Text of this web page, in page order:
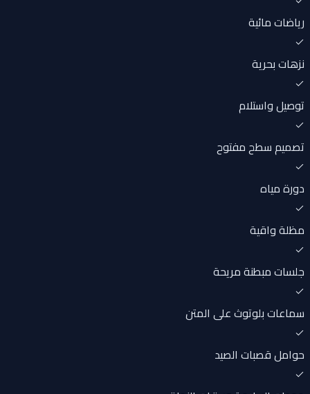
رياضات مائية
نزهات بحرية
توصيل واستلام
تصميم سطح مفتوح
دورة مياه
مظلة واقية
جلسات مبطنة مريحة
سماعات بلوتوث على المتن
حوامل قصبات الصيد